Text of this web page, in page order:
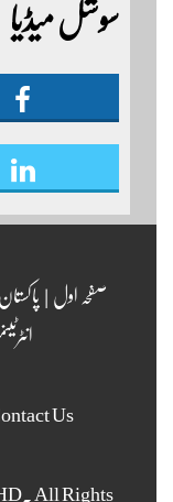
سوشل میڈیا
صفحہ اول|پاکستان
Us